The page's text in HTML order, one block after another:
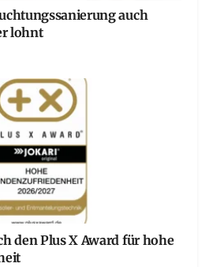
auch
lohnt
den Plus X Award für hohe